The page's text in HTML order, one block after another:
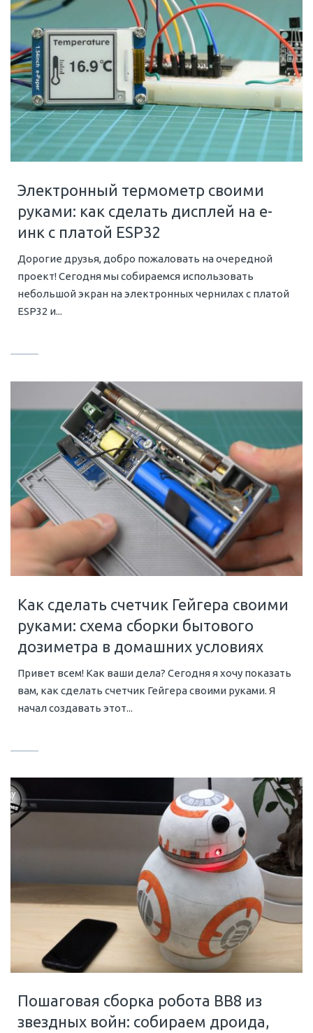
Электронный термометр своими
руками: как сделать дисплей на е-
инк с платой ESP32
Дорогие друзья, добро пожаловать на очередной
проект! Сегодня мы собираемся использовать
небольшой экран на электронных чернилах с платой
ESP32 и...
Как сделать счетчик Гейгера своими
руками: схема сборки бытового
дозиметра в домашних условиях
Привет всем! Как ваши дела? Сегодня я хочу показать
вам, как сделать счетчик Гейгера своими руками. Я
начал создавать этот...
Пошаговая сборка робота BB8 из
звездных войн: собираем дроида,